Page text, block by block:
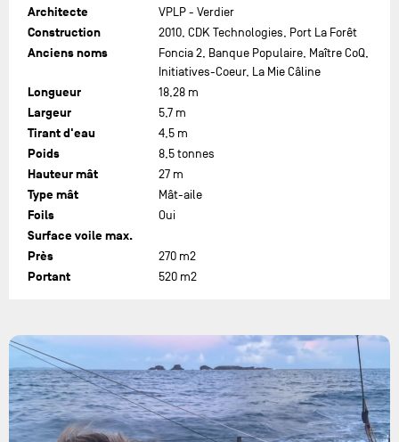
Architecte VPLP - Verdier
Construction 2010, CDK Technologies, Port La Forêt
Anciens noms
Foncia 2, Banque Populaire, Maître CoQ,
Initiatives-Coeur, La Mie Câline
Longueur 18,28 m
Largeur 5,7 m
Tirant d'eau 4,5 m
Poids 8,5 tonnes
Hauteur mât 27 m
Type mât Mât-aile
Foils Oui
Surface voile max.
Près
270 m2
Portant 520 m2